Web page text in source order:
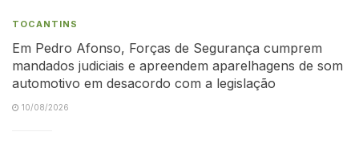
TOCANTINS
Em Pedro Afonso, Forças de Segurança cumprem
mandados judiciais e apreendem aparelhagens de som
automotivo em desacordo com a legislação
10/08/2026